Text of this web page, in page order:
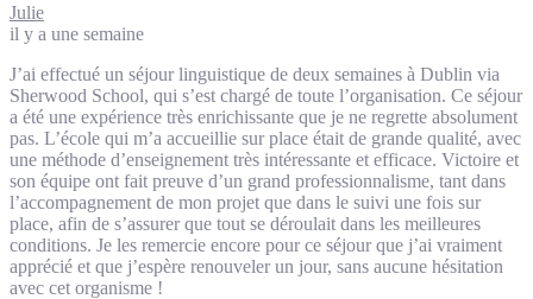
Julie
il y a une semaine
J’ai effectué un séjour linguistique de deux semaines à Dublin via
Sherwood School, qui s’est chargé de toute l’organisation. Ce séjour
a été une expérience très enrichissante que je ne regrette absolument
pas. L’école qui m’a accueillie sur place était de grande qualité, avec
une méthode d’enseignement très intéressante et efficace. Victoire et
son équipe ont fait preuve d’un grand professionnalisme, tant dans
l’accompagnement de mon projet que dans le suivi une fois sur
place, afin de s’assurer que tout se déroulait dans les meilleures
conditions. Je les remercie encore pour ce séjour que j’ai vraiment
apprécié et que j’espère renouveler un jour, sans aucune hésitation
avec cet organisme !